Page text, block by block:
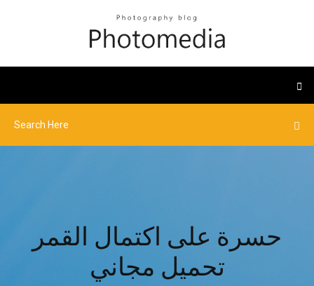
حسرة على اكتمال القمر
تحميل مجاني